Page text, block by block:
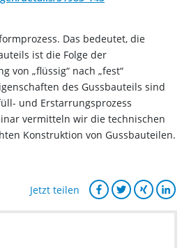
Das bedeutet, die
ist die Folge der
von „flüssig“ nach „fest“
des Gussbauteils sind
und Erstarrungsprozess
vermitteln wir die technischen
Konstruktion von Gussbauteilen.
Jetzt teilen